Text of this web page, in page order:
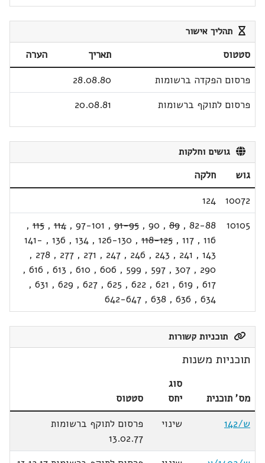
תהליך אישור
סטטוס תאריך
הערה
פרסום הפקדה ברשומות
28.08.80
פרסום לתוקף ברשומות
20.08.81
גושים וחלקות
גוש
חלקה
10072
124
10105
82-88
,
89
,
90
,
91-95
,
97-101
,
114
,
115
,
116
,
117
,
118-125
,
126-130
,
134
,
136
,
141-
143
,
241
,
243
,
246
,
247
,
271
,
277
,
278
,
290
,
307
,
597
,
599
,
606
,
610
,
613
,
616
,
617
,
619
,
621
,
622
,
625
,
627
,
629
,
631
,
634
,
636
,
638
,
642-647
תוכניות קשורות
תוכניות משנות
מס' תוכנית
סוג
יחס
סטטוס
ש/142
שינוי
פרסום לתוקף ברשומות
13.02.77